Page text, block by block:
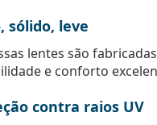
sólido, leve
lentes são
e conforto
contra raios UV